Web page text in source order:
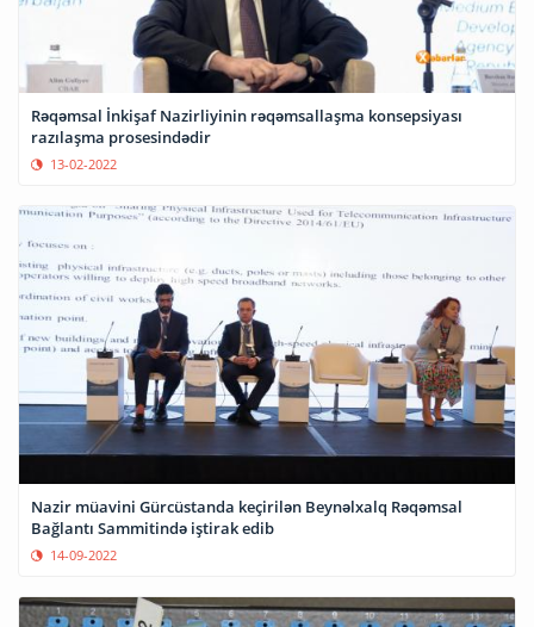
Rəqəmsal İnkişaf Nazirliyinin rəqəmsallaşma konsepsiyası
razılaşma prosesindədir
13-02-2022
Nazir müavini Gürcüstanda keçirilən Beynəlxalq Rəqəmsal
Bağlantı Sammitində iştirak edib
14-09-2022